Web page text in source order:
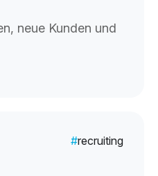
neue Kunden und
recruiting